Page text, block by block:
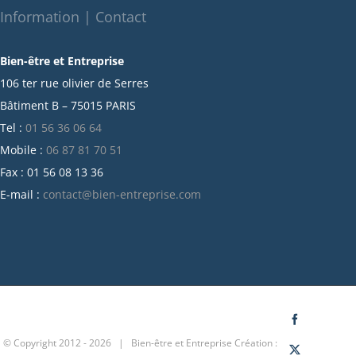
octobre 2021
juillet 2021
juin 2021
mai 2021
avril 2021
mars 2021
février 2021
janvier 2021
juin 2020
Information | Contact
Bien-être et Entreprise
106 ter rue olivier de Serres
Bâtiment B – 75015 PARIS
Tel : 01 56 36 06 64
Mobile : 06 87 81 70 51
Fax : 01 56 08 13 36
E-mail : contact@bien-entreprise.com
© Copyright 2012 -2026 | Bien-être et Entreprise Création :
Facebook
X